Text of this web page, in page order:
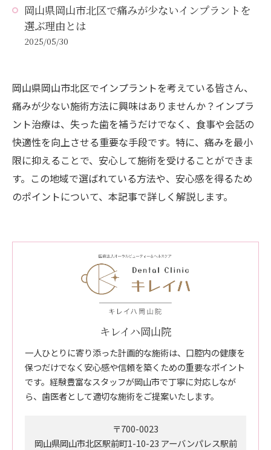
岡山県岡山市北区で痛みが少ないインプラントを
選ぶ理由とは
2025/05/30
岡山県岡山市北区でインプラントを考えている皆さん、
痛みが少ない施術方法に興味はありませんか？インプラ
ント治療は、失った歯を補うだけでなく、食事や会話の
快適性を向上させる重要な手段です。特に、痛みを最小
限に抑えることで、安心して施術を受けることができま
す。この地域で選ばれている方法や、安心感を得るため
のポイントについて、本記事で詳しく解説します。
キレイハ岡山院
一人ひとりに寄り添った計画的な施術は、口腔内の健康を
保つだけでなく安心感や信頼を築くための重要なポイント
です。経験豊富なスタッフが岡山市で丁寧に対応しなが
ら、歯医者として適切な施術をご提案いたします。
〒700-0023
岡山県岡山市北区駅前町1-10-23 アーバンパレス駅前